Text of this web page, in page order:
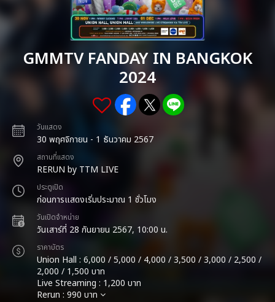
GMMTV FANDAY IN BANGKOK
2024
วันแสดง
30 พฤศจิกายน - 1 ธันวาคม 2567
สถานที่แสดง
RERUN by TTM LIVE
ประตูเปิด
ก่อนการแสดงเริ่มประมาณ 1 ชั่วโมง
วันเปิดจำหน่าย
วันเสาร์ที่ 28 กันยายน 2567, 10:00 น.
ราคาบัตร
Union Hall : 6,000 / 5,000 / 4,000 / 3,500 / 3,000 / 2,500 /
2,000 / 1,500 บาท
Live Streaming : 1,200 บาท
Rerun : 990 บาท